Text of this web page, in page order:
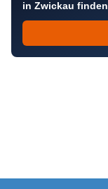
in Zwickau finden